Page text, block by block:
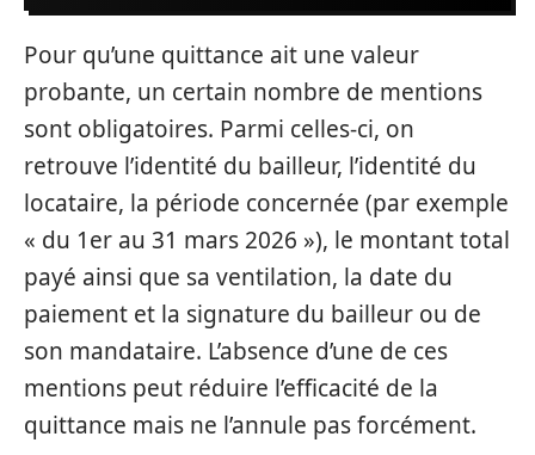
Pour qu’une quittance ait une valeur
probante, un certain nombre de mentions
sont obligatoires. Parmi celles-ci, on
retrouve l’identité du bailleur, l’identité du
locataire, la période concernée (par exemple
« du 1er au 31 mars 2026 »), le montant total
payé ainsi que sa ventilation, la date du
paiement et la signature du bailleur ou de
son mandataire. L’absence d’une de ces
mentions peut réduire l’efficacité de la
quittance mais ne l’annule pas forcément.